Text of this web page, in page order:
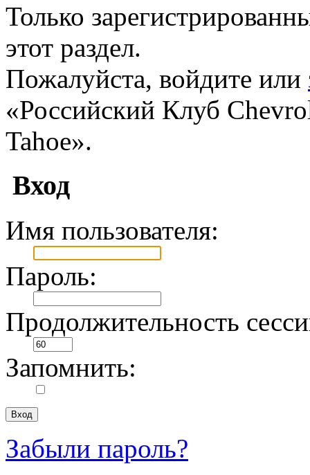
Только
этот раздел.
Пожалуйста, войдите или
«Российский Клуб
Tahoe».
Вход
Имя пользователя:
Пароль:
Продолжительность
Запомнить:
Забыли пароль?